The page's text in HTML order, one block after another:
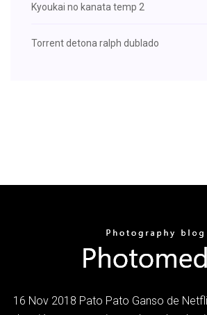
Kyoukai no kanata temp 2
Torrent detona ralph dublado
16 Nov 2018 Pato Pato Ganso de